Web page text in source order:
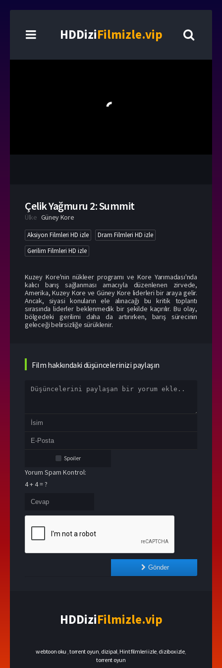
HDDiziFilmizle.vip
Çelik Yağmuru 2: Summit
Ülke Güney Kore
Aksiyon Filmleri HD izle
Dram Filmleri HD izle
Gerilim Filmleri HD izle
Kuzey Kore'nin nükleer programı ve Kore Yarımadası'nda
kalıcı barış sağlanması amacıyla düzenlenen zirvede,
Amerika, Kuzey Kore ve Güney Kore liderleri bir araya gelir.
Ancak, siyasi konuların ele alınacağı bu kritik toplantı
sırasında liderler beklenmedik bir şekilde kaçırılır. Bu olay,
bölgedeki gerilimi daha da artırırken, barış sürecinin
geleceği belirsizliğe sürüklenir.
Film hakkındaki düşüncelerinizi paylaşın
Spoiler
Yorum Spam Kontrol:
4 + 4 = ?
Gönder
HDDiziFilmizle.vip
webtoon oku ,torrent oyun dizipal Hint filmleri izle dizibox izle,
torrent oyun